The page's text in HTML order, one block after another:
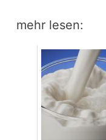
mehr lesen: